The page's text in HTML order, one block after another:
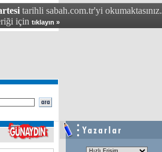
tarihli sabah.com.tr'yi okumaktasınız.
için tıklayın »